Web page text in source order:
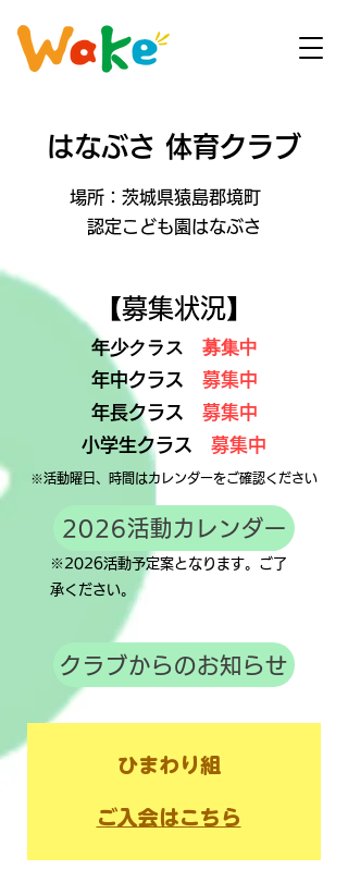
はなぶさ 体育クラブ
場所：茨城県猿島郡境町
認定こども園はなぶさ
【募集状況】
年少クラス 募集中
年中クラス 募集中
年長クラス 募集中
小学生クラス 募集中​
※活動曜日、時間はカレンダーをご確認ください
2026活動カレンダー
​※2026活動予定案となります。ご了
承ください。
クラブからのお知らせ
​ひまわり組
ご入会はこちら